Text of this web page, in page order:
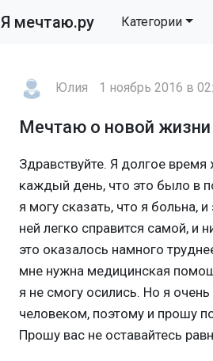
Я мечтаю.ру Категории
Юлия 1 ноябрь 2016 в
Мечтаю о новой жизни
Здравствуйте. Я долгое время
каждый день, что это было в
я могу сказать, что я больна,
ней легко справится самой, и
это оказалось намного
мне нужна медицинская
я не смогу осились. Но я
человеком, поэтому и прошу
Прошу вас не оставайтесь